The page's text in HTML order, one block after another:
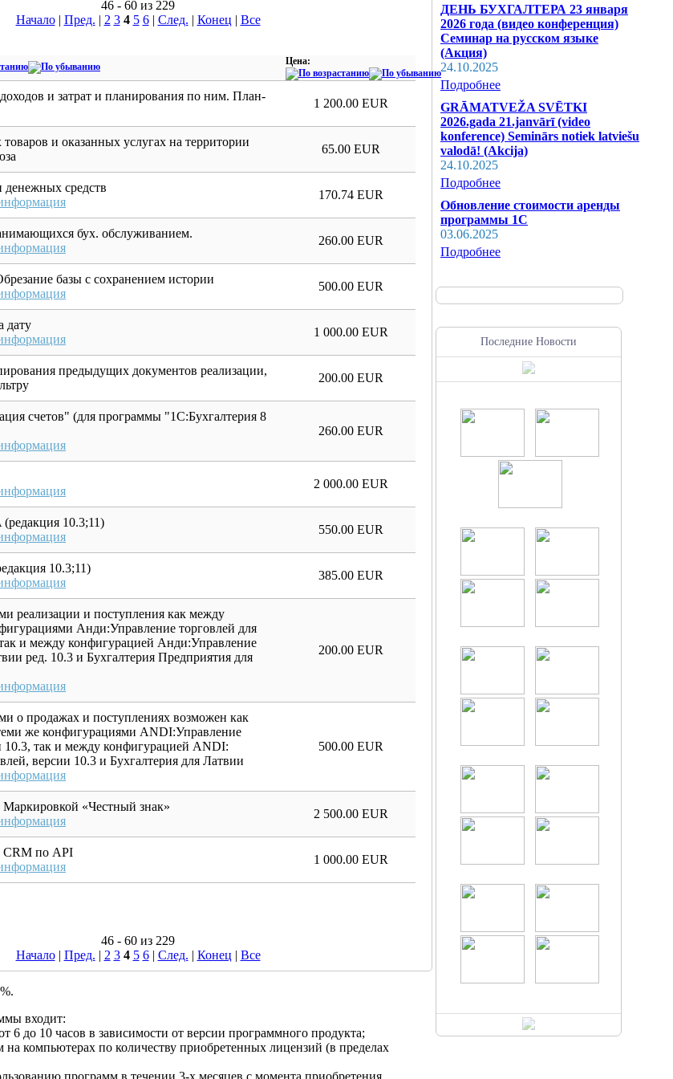
46 - 60 из 229
Начало| Пред. | 2 3 4 5 6| След. | Конец | Все
Цена:
и затрат и планирования по ним. План-
1 200.00 EUR
товаров и оказанных услугах на территории
65.00 EUR
средств
170.74 EUR
бух. обслуживанием.
260.00 EUR
базы с сохранением истории
500.00 EUR
дату
1 000.00 EUR
предыдущих документов реализации,
200.00 EUR
счетов" (для программы "1С:Бухгалтерия 8
260.00 EUR
2 000.00 EUR
10.3;11)
550.00 EUR
10.3;11)
385.00 EUR
реализации и поступления как между
Анди:Управление торговлей для
и между конфигурацией Анди:Управление
ред. 10.3 и Бухгалтерия Предприятия для
200.00 EUR
о продажах и поступлениях возможен как
же конфигурациями ANDI:Управление
10.3, так и между конфигурацией ANDI:
версии 10.3 и Бухгалтерия для Латвии
500.00 EUR
«Честный знак»
2 500.00 EUR
по API
1 000.00 EUR
46 - 60 из 229
Начало| Пред. | 2 3 4 5 6| След. | Конец | Все
входит:
6 до 10 часов в зависимости от версии программного продукта;
на компьютерах по количеству приобретенных лицензий (в пределах
программ в течении 3-х месяцев с момента приобретения.
ДЕНЬ БУХГАЛТЕРА 23 января
2026 года (видео конференция)
Семинар на русском языке
(Акция)
24.10.2025
Подробнее
GRĀMATVEŽA SVĒTKI
2026.gada 21.janvārī (video
konference) Seminārs notiek latviešu
valodā! (Akcija)
24.10.2025
Подробнее
Обновление стоимости аренды
программы 1С
03.06.2025
Подробнее
Последние Новости